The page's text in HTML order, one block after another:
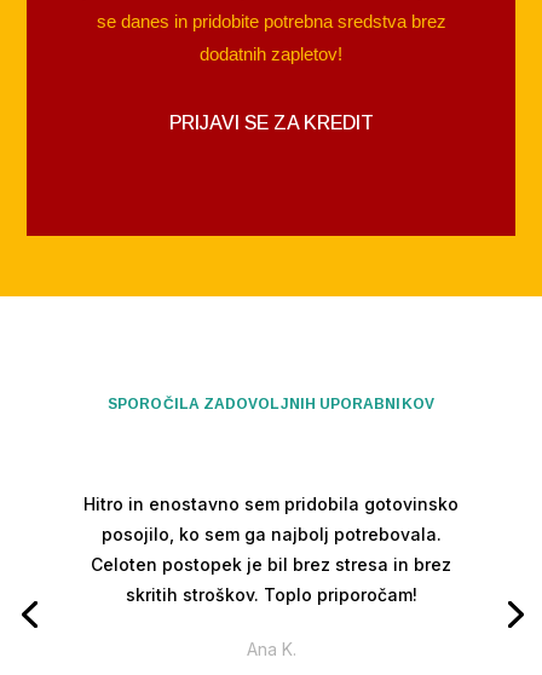
se danes in pridobite potrebna sredstva brez
dodatnih zapletov!
PRIJAVI SE ZA KREDIT
SPOROČILA ZADOVOLJNIH UPORABNIKOV
Hitro in enostavno sem pridobila gotovinsko
posojilo, ko sem ga najbolj potrebovala.
Celoten postopek je bil brez stresa in brez
skritih stroškov. Toplo priporočam!
Ana K.